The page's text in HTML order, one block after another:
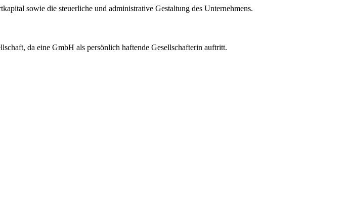
sowie die steuerliche und administrative Gestaltung des Unternehmens.
da eine GmbH als persönlich haftende Gesellschafterin auftritt.